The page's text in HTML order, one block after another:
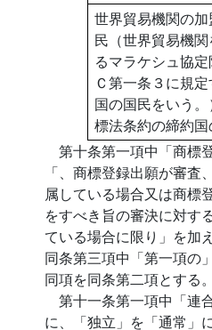
世界貿易機関の
民（世界貿易機
るマラケシュ協
Ｃ第一条３に規
国の国民をいう
標法条約の締約
第十条第一項中「商標
「、商標登録出願が審
属している場合又は商標
をすべき旨の審決に対す
ている場合に限り」を加
同条第三項中「第一項の
同項を同条第二項とする。
第十一条第一項中「連
に、「独立」を「通常」